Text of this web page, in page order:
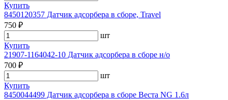
Купить
8450120357 Датчик адсорбера в сборе, Travel
750 ₽
шт
Купить
21907-1164042-10 Датчик адсорбера в сборе н/о
700 ₽
шт
Купить
8450044499 Датчик адсорбера в сборе Веста NG 1.6л